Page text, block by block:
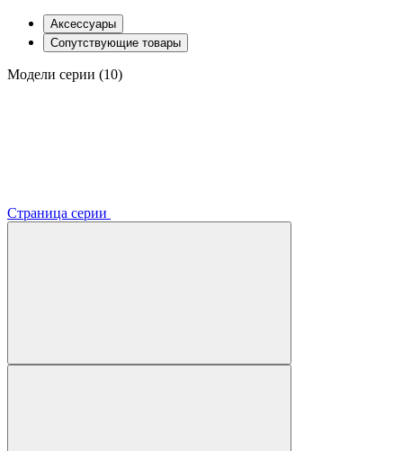
Аксессуары
Сопутствующие товары
Модели серии (10)
Страница серии